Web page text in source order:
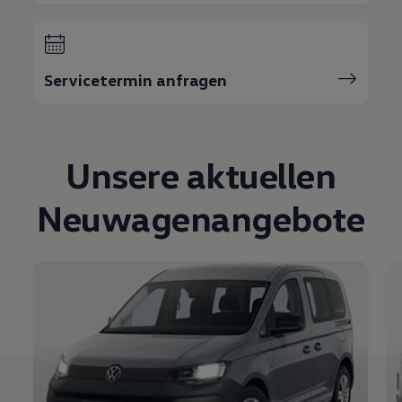
Uptime
Servicetermin anfragen
Unsere aktuellen
Neuwagenangebote